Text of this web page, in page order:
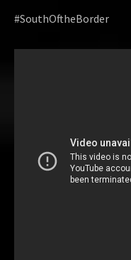
#SouthOftheBorder